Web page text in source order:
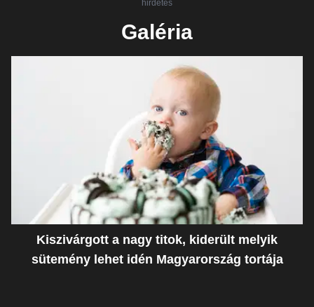
hirdetés
Galéria
Kiszivárgott a nagy titok, kiderült melyik
sütemény lehet idén Magyarország tortája